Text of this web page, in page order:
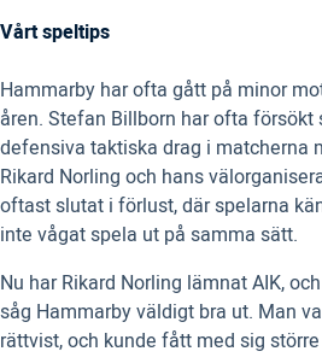
Vårt speltips
Hammarby har ofta gått på minor
åren. Stefan Billborn har ofta försökt
defensiva taktiska drag i matcherna
Rikard Norling och hans
oftast slutat i förlust, där spelarna
inte vågat spela ut på samma sätt.
Nu har Rikard Norling lämnat AIK,
såg Hammarby väldigt bra ut. Man
rättvist, och kunde fått med sig